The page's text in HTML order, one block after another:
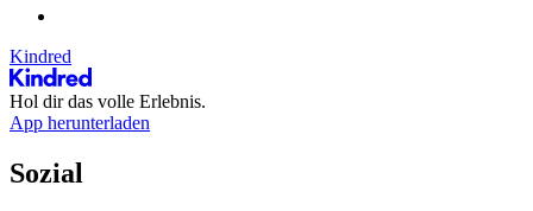
Kindred
Hol dir das volle Erlebnis.
App herunterladen
Sozial